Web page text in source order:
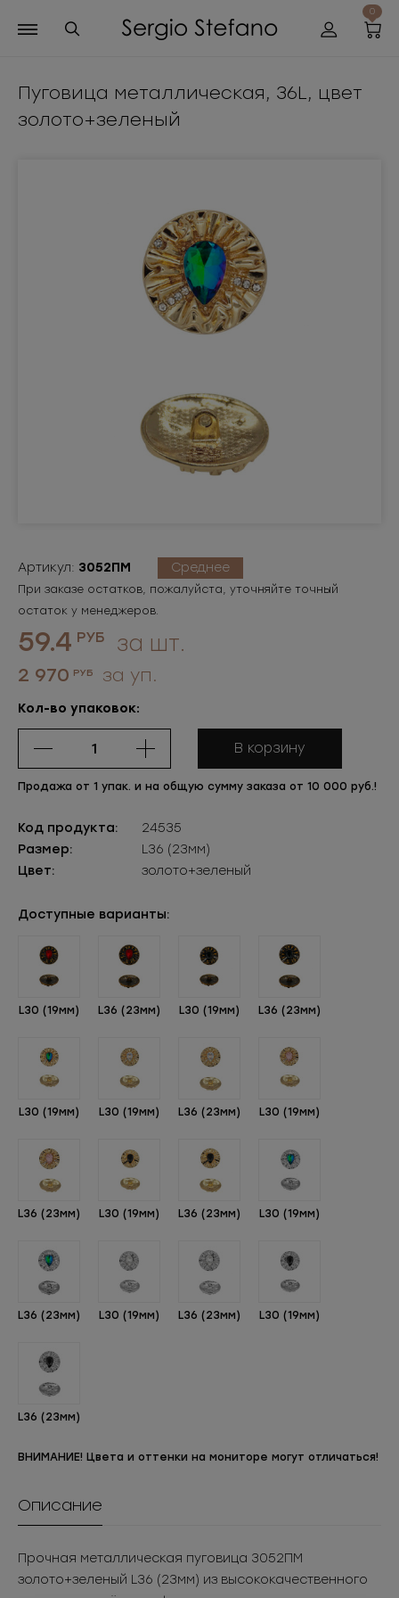
0
Пуговица металлическая, 36L, цвет
золото+зеленый
Артикул: 3052ПМ Среднее
При заказе остатков, пожалуйста, уточняйте точный
остаток у менеджеров.
59.4 РУБ за шт.
2 970 РУБ за уп.
Кол-во упаковок:
В корзину
Продажа от 1 упак. и на общую сумму заказа от 10 000 руб.!
Код продукта:
24535
Размер:
L36 (23мм)
Цвет:
золото+зеленый
Доступные варианты:
L30 (19мм) L36 (23мм) L30 (19мм) L36 (23мм)
L30 (19мм) L30 (19мм) L36 (23мм) L30 (19мм)
L36 (23мм) L30 (19мм) L36 (23мм) L30 (19мм)
L36 (23мм) L30 (19мм) L36 (23мм) L30 (19мм)
L36 (23мм)
ВНИМАНИЕ! Цвета и оттенки на мониторе могут отличаться!
Описание
Прочная металлическая пуговица 3052ПМ
золото+зеленый L36 (23мм) из высококачественного